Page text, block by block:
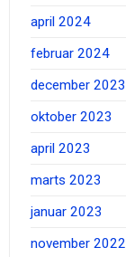
april 2024
februar 2024
december 2023
oktober 2023
april 2023
marts 2023
januar 2023
november 2022